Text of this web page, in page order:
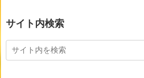
サイト内検索